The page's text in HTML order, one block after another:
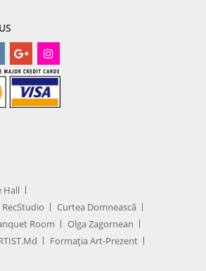
Hall
RecStudio
Curtea Domnească
Room
Olga Zagornean
Formația Art-Prezent